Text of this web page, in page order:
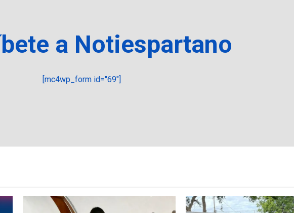
a Notiespartano
[mc4wp_form id="69"]